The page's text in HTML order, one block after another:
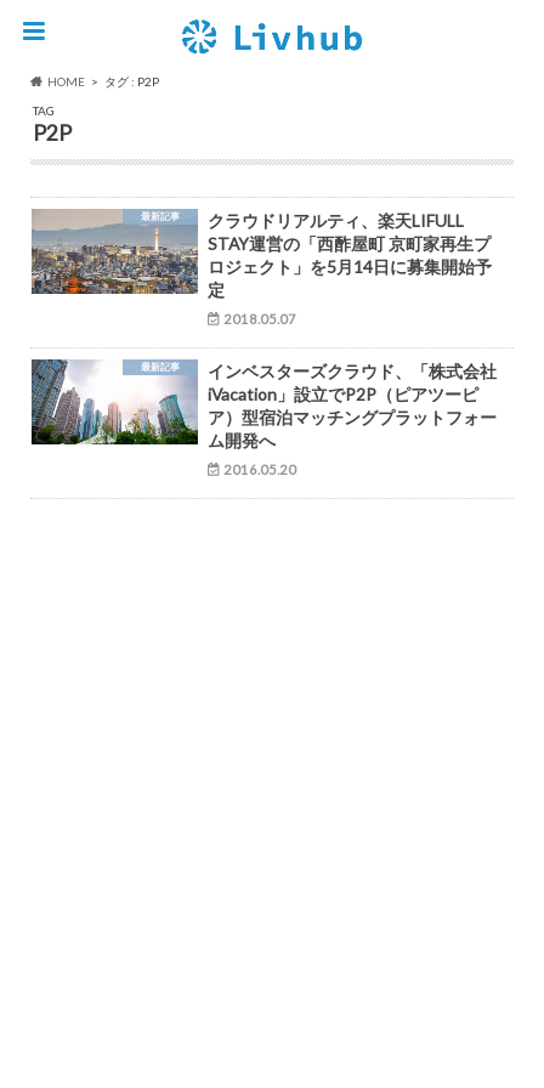
HOME
タグ : P2P
TAG
P2P
最新記事
クラウドリアルティ、楽天LIFULL
STAY運営の「西酢屋町 京町家再生プ
ロジェクト」を5月14日に募集開始予
定
2018.05.07
最新記事
インベスターズクラウド、「株式会社
iVacation」設立でP2P（ピアツーピ
ア）型宿泊マッチングプラットフォー
ム開発へ
2016.05.20